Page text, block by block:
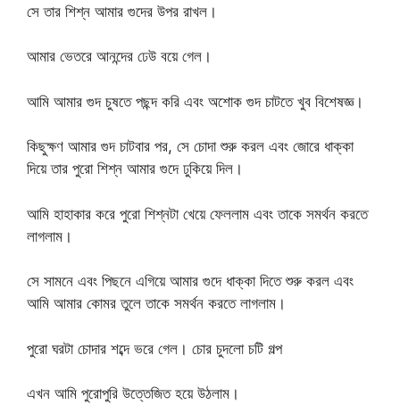
সে তার শিশ্ন আমার গুদের উপর রাখল।
আমার ভেতরে আনন্দের ঢেউ বয়ে গেল।
আমি আমার গুদ চুষতে পছন্দ করি এবং অশোক গুদ চাটতে খুব বিশেষজ্ঞ।
কিছুক্ষণ আমার গুদ চাটবার পর, সে চোদা শুরু করল এবং জোরে ধাক্কা
দিয়ে তার পুরো শিশ্ন আমার গুদে ঢুকিয়ে দিল।
আমি হাহাকার করে পুরো শিশ্নটা খেয়ে ফেললাম এবং তাকে সমর্থন করতে
লাগলাম।
সে সামনে এবং পিছনে এগিয়ে আমার গুদে ধাক্কা দিতে শুরু করল এবং
আমি আমার কোমর তুলে তাকে সমর্থন করতে লাগলাম।
পুরো ঘরটা চোদার শব্দে ভরে গেল। চোর চুদলো চটি গল্প
এখন আমি পুরোপুরি উত্তেজিত হয়ে উঠলাম।